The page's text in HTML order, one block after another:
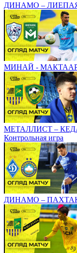
ДИНАМО – ЛИЕПАЯ.
МИНАЙ -
МЕТАЛЛИСТ –
Контрольная игра
ДИНАМО –